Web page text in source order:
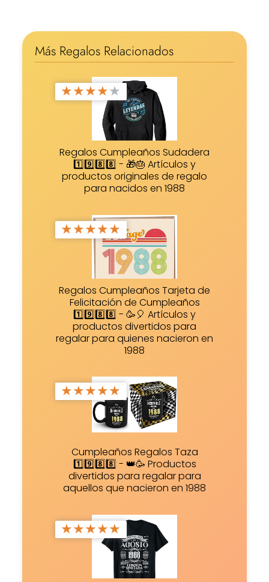
Más Regalos Relacionados
★★★★★
Regalos Cumpleaños Sudadera
1️⃣9️⃣8️⃣8️⃣ - 🎁🎂 Artículos y
productos originales de regalo
para nacidos en 1988
★★★★★
Regalos Cumpleaños Tarjeta de
Felicitación de Cumpleaños
1️⃣9️⃣8️⃣8️⃣ - 🥳🎈 Artículos y
productos divertidos para
regalar para quienes nacieron en
1988
★★★★★
Cumpleaños Regalos Taza
1️⃣9️⃣8️⃣8️⃣ - 👑🥳 Productos
divertidos para regalar para
aquellos que nacieron en 1988
★★★★★